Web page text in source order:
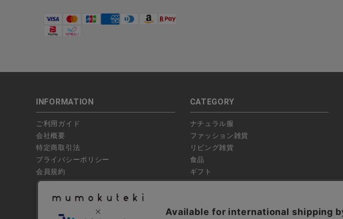
INFORMATION
ご利用ガイド
会社概要
特定商取引法
プライバシーポリシー
会員規約
偽サイトにご注意ください
お問い合わせ
CATEGORY
ナチュラル服
ファッション雑貨
リビング雑貨
食品
ギフト
ブランド
全ての商品